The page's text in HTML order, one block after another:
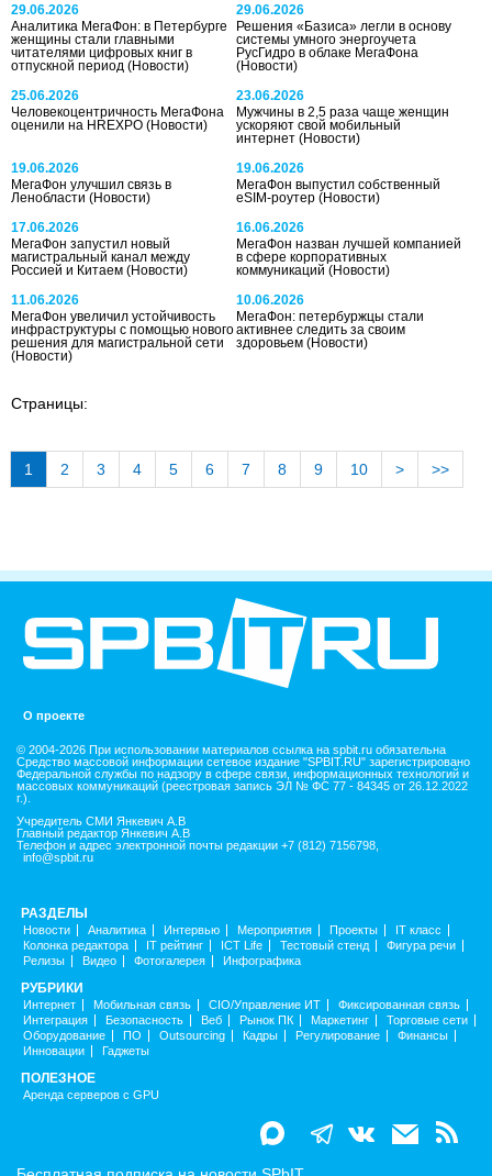
29.06.2026
Аналитика МегаФон: в Петербурге
женщины стали главными
читателями цифровых книг в
отпускной период (Новости)
29.06.2026
Решения «Базиса» легли в основу
системы умного энергоучета
РусГидро в облаке МегаФона
(Новости)
25.06.2026
Человекоцентричность МегаФона
оценили на HREXPO (Новости)
23.06.2026
Мужчины в 2,5 раза чаще женщин
ускоряют свой мобильный
интернет(Новости)
19.06.2026
МегаФон улучшил связь в
Ленобласти (Новости)
19.06.2026
МегаФон выпустил собственный
eSIM-роутер(Новости)
17.06.2026
МегаФон запустил новый
магистральный канал между
Россией и Китаем (Новости)
16.06.2026
МегаФон назван лучшей компанией
в сфере корпоративных
коммуникаций(Новости)
11.06.2026
МегаФон увеличил устойчивость
инфраструктуры с помощью нового
решения для магистральной сети
(Новости)
10.06.2026
МегаФон: петербуржцы стали
активнее следить за своим
здоровьем(Новости)
Страницы:
1 2 3 4 5 6 7 8 9 10 > >>
О проекте
© 2004-2026 При использовании материалов ссылка на spbit.ru обязательна
Средство массовой информации сетевое издание "SPBIT.RU" зарегистрировано
Федеральной службы по надзору в сфере связи, информационных технологий и
массовых коммуникаций (реестровая запись ЭЛ № ФС 77 - 84345 от 26.12.2022
г.).
Учредитель СМИ Янкевич А.В
Главный редактор Янкевич А.В
Телефон и адрес электронной почты редакции +7 (812) 7156798,
info@spbit.ru
РАЗДЕЛЫ
Новости Аналитика Интервью Мероприятия Проекты
IT класс
Колонка редактора
IT рейтинг ICT Life Тестовый стенд
Фигура речи
Релизы
Видео Фотогалерея Инфографика
РУБРИКИ
Интернет Мобильная связь CIO/Управление ИТ
Фиксированная связь
Интеграция
Безопасность Веб Рынок ПК Маркетинг
Торговые сети
Оборудование
ПО Outsourcing Кадры Регулирование
Финансы
Инновации
Гаджеты
ПОЛЕЗНОЕ
Аренда серверов с GPU